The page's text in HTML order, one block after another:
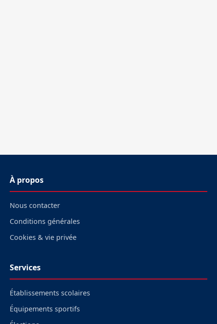
À propos
Nous contacter
Conditions générales
Cookies & vie privée
Services
Établissements scolaires
Équipements sportifs